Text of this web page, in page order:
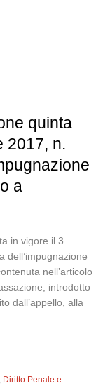
quinta
2017, n.
a
in vigore il 3
dell’impugnazione
nell’articolo
introdotto
dall’appello, alla
, Diritto Penale e